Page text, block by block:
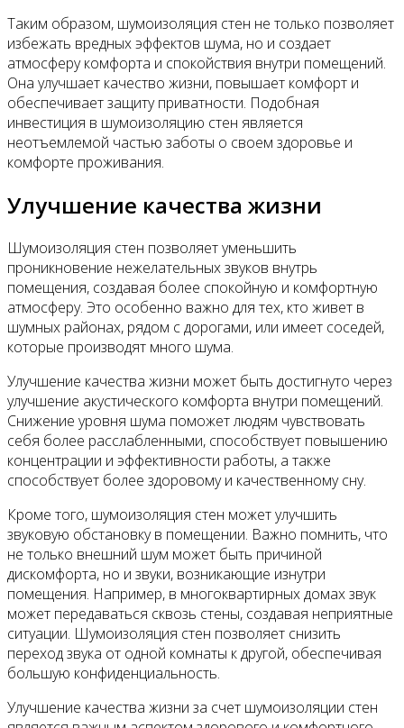
Таким образом, шумоизоляция стен не только позволяет
избежать вредных эффектов шума, но и создает
атмосферу комфорта и спокойствия внутри помещений.
Она улучшает качество жизни, повышает комфорт и
обеспечивает защиту приватности. Подобная
инвестиция в шумоизоляцию стен является
неотъемлемой частью заботы о своем здоровье и
комфорте проживания.
Улучшение качества жизни
Шумоизоляция стен позволяет уменьшить
проникновение нежелательных звуков внутрь
помещения, создавая более спокойную и комфортную
атмосферу. Это особенно важно для тех, кто живет в
шумных районах, рядом с дорогами, или имеет соседей,
которые производят много шума.
Улучшение качества жизни может быть достигнуто через
улучшение акустического комфорта внутри помещений.
Снижение уровня шума поможет людям чувствовать
себя более расслабленными, способствует повышению
концентрации и эффективности работы, а также
способствует более здоровому и качественному сну.
Кроме того, шумоизоляция стен может улучшить
звуковую обстановку в помещении. Важно помнить, что
не только внешний шум может быть причиной
дискомфорта, но и звуки, возникающие изнутри
помещения. Например, в многоквартирных домах звук
может передаваться сквозь стены, создавая неприятные
ситуации. Шумоизоляция стен позволяет снизить
переход звука от одной комнаты к другой, обеспечивая
большую конфиденциальность.
Улучшение качества жизни за счет шумоизоляции стен